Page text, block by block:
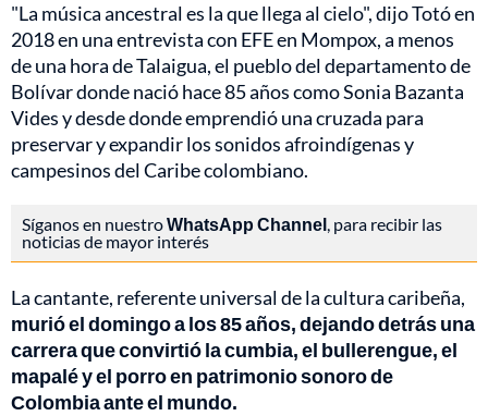
"La música ancestral es la que llega al cielo", dijo Totó en
2018 en una entrevista con EFE en Mompox, a menos
de una hora de Talaigua, el pueblo del departamento de
Bolívar donde nació hace 85 años como Sonia Bazanta
Vides y desde donde emprendió una cruzada para
preservar y expandir los sonidos afroindígenas y
campesinos del Caribe colombiano.
Síganos en nuestroWhatsApp Channel, para recibir las
noticias de mayor interés
La cantante, referente universal de la cultura caribeña,
murió el domingo a los 85 años, dejando detrás una
carrera que convirtió la cumbia, el bullerengue, el
mapalé y el porro en patrimonio sonoro de
Colombia ante el mundo.